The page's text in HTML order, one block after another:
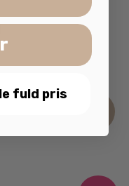
fuld pris